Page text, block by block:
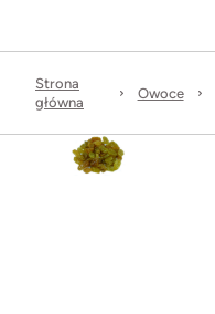
Strona
główna
Owoce